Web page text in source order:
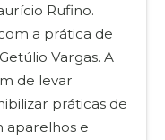
Rufino.
a prática de
Vargas. A
de levar
práticas de
aparelhos e